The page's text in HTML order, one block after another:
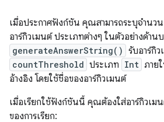
เมื่อประกาศฟังก์ชัน คุณสามารถระบุจำนว
อาร์กิวเมนต์ ประเภทต่างๆ ในตัวอย่างด้าน
generateAnswerString() รับอาร์กิว
countThreshold ประเภท Int ภาย
อ้างอิง โดยใช้ชื่อของอาร์กิวเมนต์
เมื่อเรียกใช้ฟังก์ชันนี้ คุณต้องใส่อาร์กิวเม
ของการเรียก: